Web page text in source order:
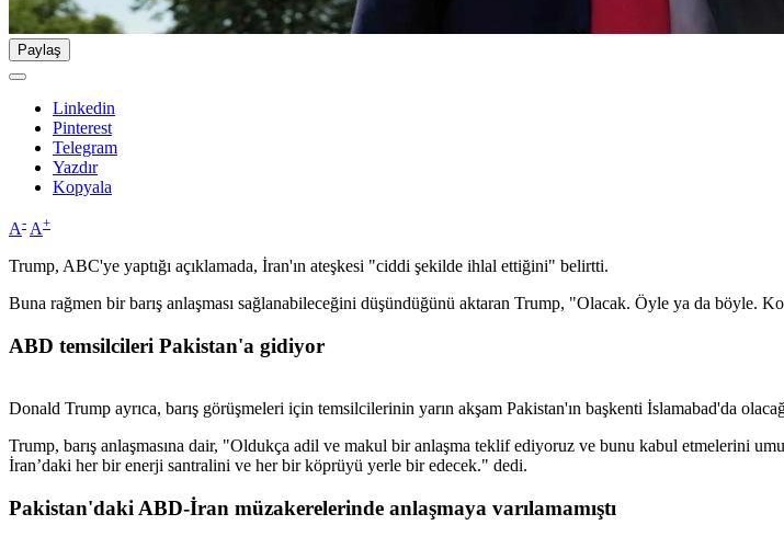
Paylaş
Linkedin
Pinterest
Telegram
Yazdır
Kopyala
A- A+
Trump, ABC'ye yaptığı açıklamada, İran'ın ateşkesi "ciddi şekilde ihlal ettiğini" belirtti.
Buna rağmen bir barış anlaşması sağlanabileceğini düşündüğünü aktaran Trump, "Olacak. Öyle ya da böyle.
ABD temsilcileri Pakistan'a gidiyor
Donald Trump ayrıca, barış görüşmeleri için temsilcilerinin yarın akşam Pakistan'ın başkenti İslamabad'da
Trump, barış anlaşmasına dair, "Oldukça adil ve makul bir anlaşma teklif ediyoruz ve bunu kabul etmelerini
İran’daki her bir enerji santralini ve her bir köprüyü yerle bir edecek." dedi.
Pakistan'daki ABD-İran müzakerelerinde anlaşmaya varılamamıştı